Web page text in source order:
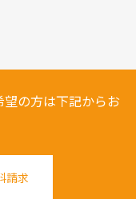
の方は下記からお
請求